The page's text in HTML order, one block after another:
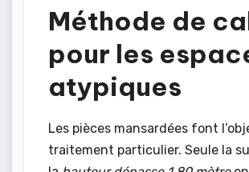
Méthode de
pour les
atypiques
Les pièces mansardées font
traitement particulier. Seule la